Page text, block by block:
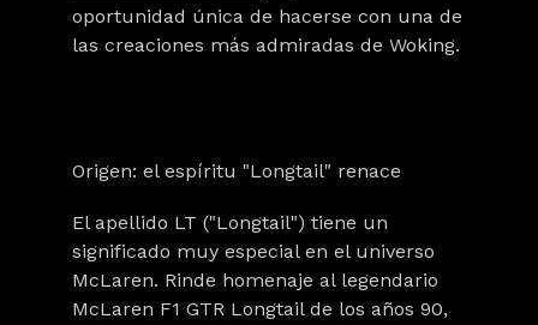
oportunidad única de hacerse con una de
las creaciones más admiradas de Woking.
Origen: el espíritu "Longtail" renace
El apellido LT ("Longtail") tiene un
significado muy especial en el universo
McLaren. Rinde homenaje al legendario
McLaren F1 GTR Longtail de los años 90,